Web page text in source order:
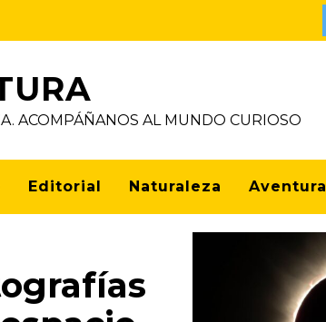
ACOMPÁÑANOS AL MUNDO CURIOSO
Editorial Naturaleza Aventura